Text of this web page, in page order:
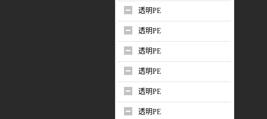
透明PE
透明PE
透明PE
透明PE
透明PE
透明PE